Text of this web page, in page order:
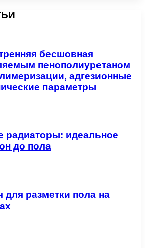
бесшовная
пенополиуретаном
адгезионные
параметры
радиаторы: идеальное
до пола
разметки пола на